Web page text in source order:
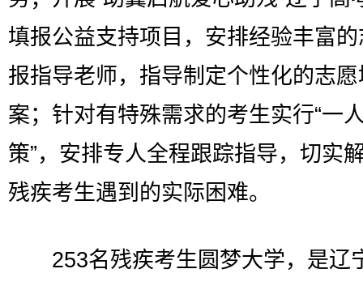
填报公益支持项目，安排经验丰富
报指导老师，指导制定个性化的志
案；针对有特殊需求的考生实行“一
策”，安排专人全程跟踪指导，切实
残疾考生遇到的实际困难。
253名残疾考生圆梦大学，是辽